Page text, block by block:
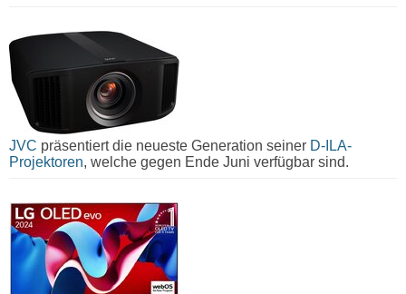
JVC präsentiert die neueste Generation seiner D-ILA-
Projektoren, welche gegen Ende Juni verfügbar sind.